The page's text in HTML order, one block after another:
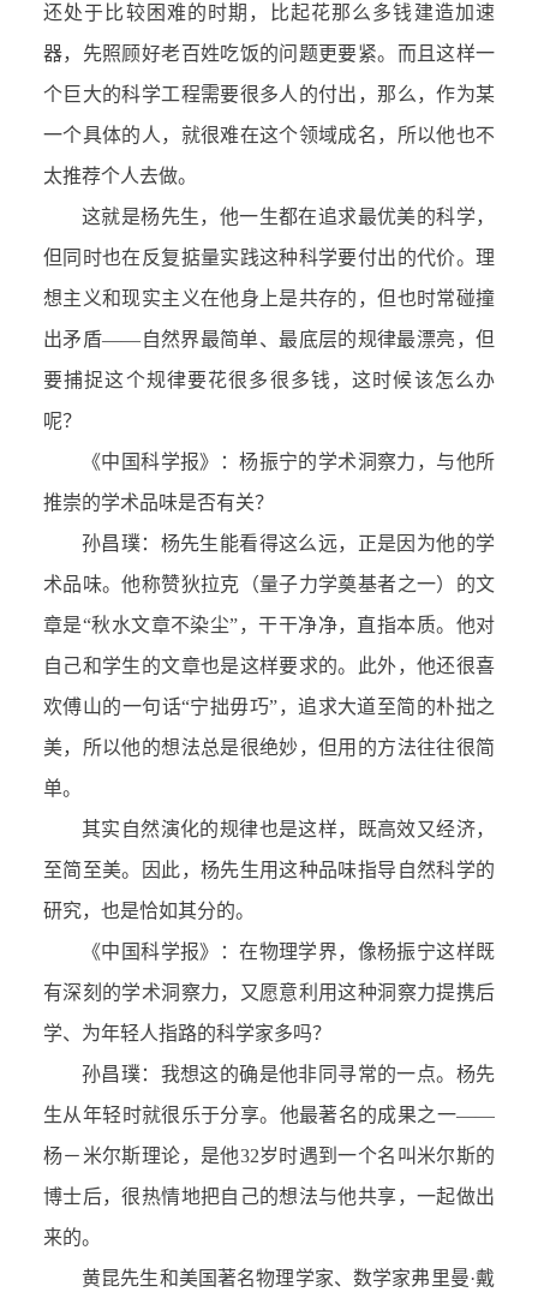
还处于比较困难的时期，比起花那么多钱建造加速
器，先照顾好老百姓吃饭的问题更要紧。而且这样一
个巨大的科学工程需要很多人的付出，那么，作为某
一个具体的人，就很难在这个领域成名，所以他也不
太推荐个人去做。
这就是杨先生，他一生都在追求最优美的科学，
但同时也在反复掂量实践这种科学要付出的代价。理
想主义和现实主义在他身上是共存的，但也时常碰撞
出矛盾——自然界最简单、最底层的规律最漂亮，但
要捕捉这个规律要花很多很多钱，这时候该怎么办
呢？
《中国科学报》：杨振宁的学术洞察力，与他所
推崇的学术品味是否有关？
孙昌璞：杨先生能看得这么远，正是因为他的学
术品味。他称赞狄拉克（量子力学奠基者之一）的文
章是“秋水文章不染尘”，干干净净，直指本质。他对
自己和学生的文章也是这样要求的。此外，他还很喜
欢傅山的一句话“宁拙毋巧”，追求大道至简的朴拙之
美，所以他的想法总是很绝妙，但用的方法往往很简
单。
其实自然演化的规律也是这样，既高效又经济，
至简至美。因此，杨先生用这种品味指导自然科学的
研究，也是恰如其分的。
《中国科学报》：在物理学界，像杨振宁这样既
有深刻的学术洞察力，又愿意利用这种洞察力提携后
学、为年轻人指路的科学家多吗？
孙昌璞：我想这的确是他非同寻常的一点。杨先
生从年轻时就很乐于分享。他最著名的成果之一——
杨－米尔斯理论，是他32岁时遇到一个名叫米尔斯的
博士后，很热情地把自己的想法与他共享，一起做出
来的。
黄昆先生和美国著名物理学家、数学家弗里曼·戴